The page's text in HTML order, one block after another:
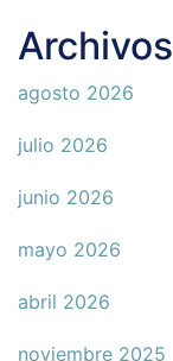
Archivos
agosto 2026
julio 2026
junio 2026
mayo 2026
abril 2026
noviembre 2025